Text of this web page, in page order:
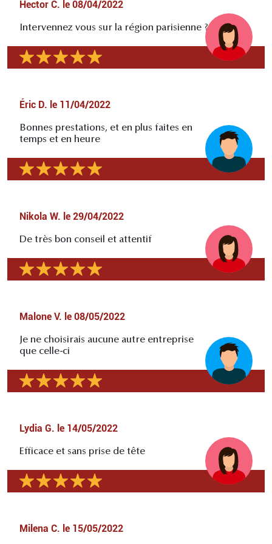
Hector C. le 08/04/2022
Intervennez vous sur la région parisienne ?
Éric D. le 11/04/2022
Bonnes prestations, et en plus faites en
temps et en heure
Nikola W. le 29/04/2022
De très bon conseil et attentif
Malone V. le 08/05/2022
Je ne choisirais aucune autre entreprise
que celle-ci
Lydia G. le 14/05/2022
Efficace et sans prise de tête
Milena C. le 15/05/2022